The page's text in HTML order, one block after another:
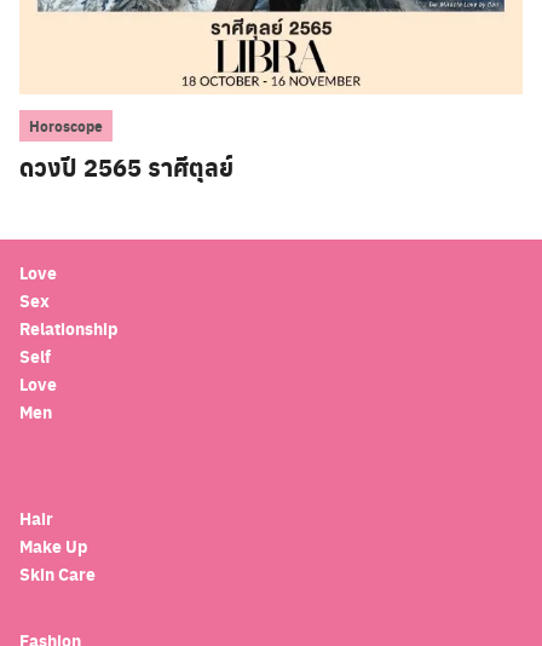
Horoscope
ดวงปี 2565 ราศีตุลย์
Love
Sex
Relationship
Self
Love
Men
Hair
Make Up
Skin Care